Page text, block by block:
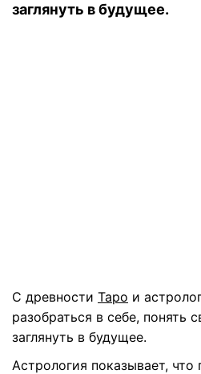
заглянуть в будущее.
С древности Таро и
разобраться в себе, понять
заглянуть в будущее.
Астрология показывает,